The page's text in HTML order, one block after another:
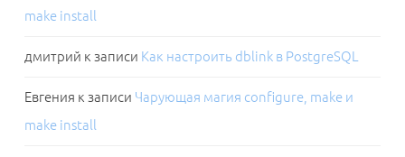
make install
дмитрий к записи Как настроить dblink в PostgreSQL
Евгения к записи Чарующая магия configure, make и
make install